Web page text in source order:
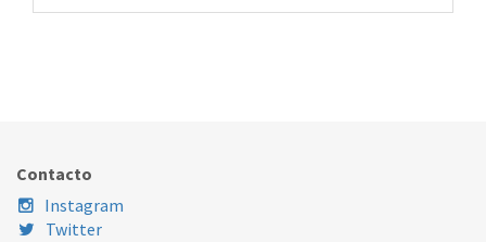
Contacto
Instagram
Twitter